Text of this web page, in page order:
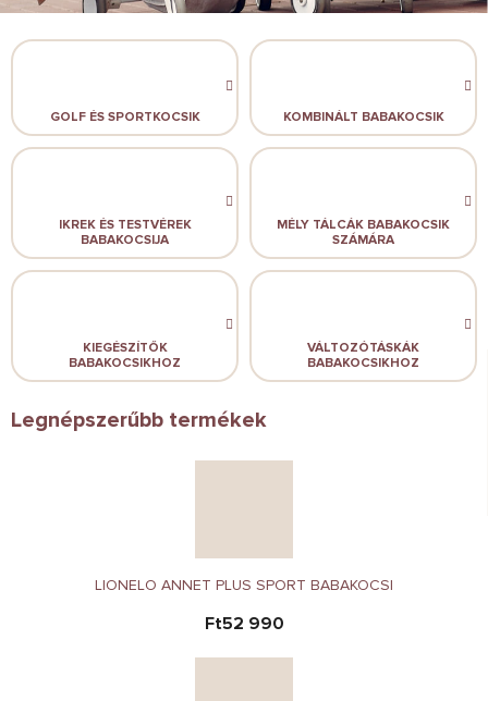
GOLF ÉS SPORTKOCSIK KOMBINÁLT BABAKOCSIK
IKREK ÉS TESTVÉREK
BABAKOCSIJA
MÉLY TÁLCÁK BABAKOCSIK
SZÁMÁRA
KIEGÉSZÍTŐK
BABAKOCSIKHOZ
VÁLTOZÓTÁSKÁK
BABAKOCSIKHOZ
Legnépszerűbb termékek
LIONELO ANNET PLUS SPORT BABAKOCSI
Ft52 990